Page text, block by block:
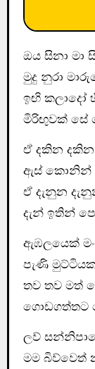
ඔය සිනා මා
මුදු නුරා
ඉඟි කලාදෝ
මිරිඟුවක් සේ
ඒ දකින
ඇස් කොනින්
ඒ දැනුන
දැන් ඉතින්
ඇඹලයෙක් මං
පැණි
තව තව මත්
ගොඩගත්තට
ලව්
මම බිව්වෙත්